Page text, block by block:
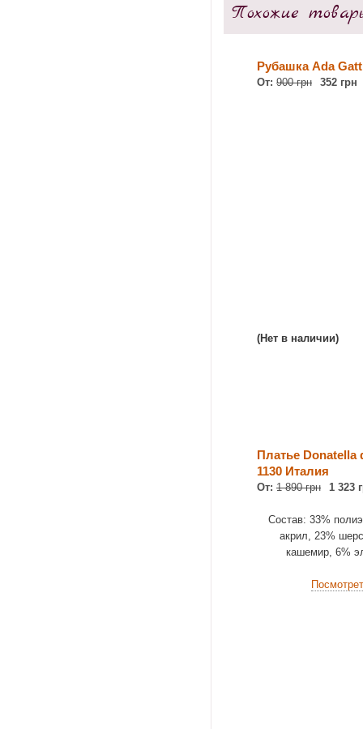
Похожие
Рубашка Ada
От: 900 грн 352 грн
(Нет в наличии)
Платье Donatella
1130 Италия
От: 1 890 грн 1 323
Состав: 33%
акрил, 23%
кашемир, 6%